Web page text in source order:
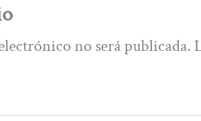
no será publicada.